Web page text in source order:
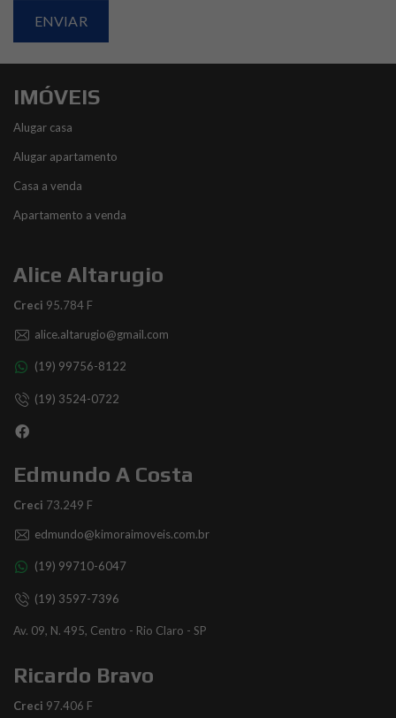
IMÓVEIS
Alugar casa
Alugar apartamento
Casa a venda
Apartamento a venda
Alice Altarugio
Creci 95.784 F
alice.altarugio@gmail.com
(19) 99756-8122
(19) 3524-0722
Edmundo A Costa
Creci 73.249 F
edmundo@kimoraimoveis.com.br
(19) 99710-6047
(19) 3597-7396
Av. 09, N. 495, Centro - Rio Claro - SP
Ricardo Bravo
Creci 97.406 F